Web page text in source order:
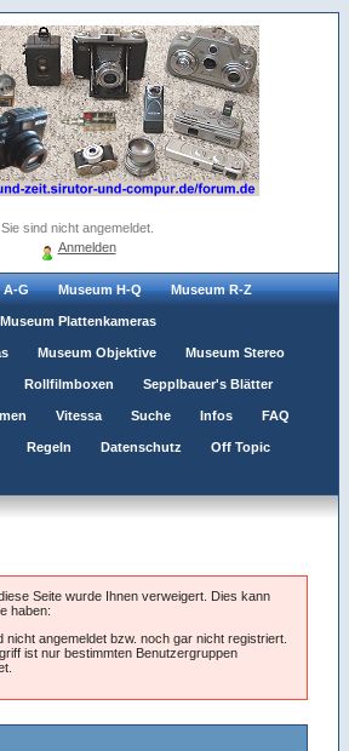
Sie sind nicht angemeldet.
Anmelden
A-G Museum H-Q Museum R-Z
Museum Plattenkameras
Museum Objektive Museum Stereo
Rollfilmboxen Sepplbauer's Blätter
Vitessa Suche Infos FAQ
Regeln Datenschutz Off Topic
Seite wurde Ihnen verweigert. Dies kann
haben:
nicht angemeldet bzw. noch gar nicht registriert.
ist nur bestimmten Benutzergruppen